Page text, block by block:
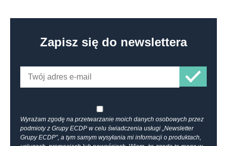
Zapisz się do newslettera
Wyrażam zgodę na przetwarzanie moich danych osobowych przez
podmioty z Grupy ECDP w celu świadczenia usługi „Newsletter
Grupy ECDP”, a tym samym wysyłania mi informacji o produktach,